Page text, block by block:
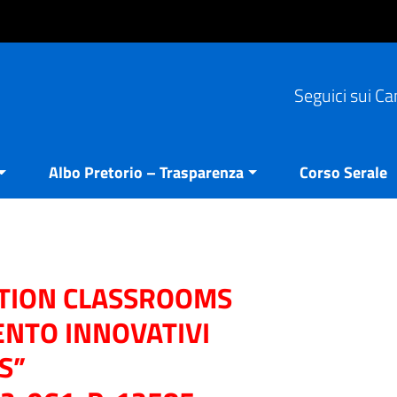
Seguici sui
Albo Pretorio – Trasparenza Corso Serale
CLASSROOMS
INNOVATIVI